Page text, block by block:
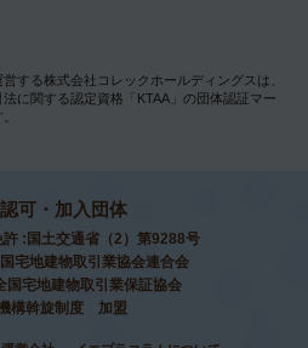
する株式会社コレックホールディングスは、
に関する認定資格「KTAA」の団体認証マー
可・加入団体
:国土交通省（2）第9288号
宅地建物取引業協会連合会
国宅地建物取引業保証協会
構斡旋制度 加盟